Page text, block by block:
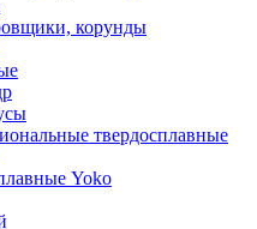
корунды
твердосплавные
Yoko